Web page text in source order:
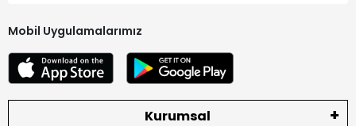
Mobil Uygulamalarımız
Kurumsal